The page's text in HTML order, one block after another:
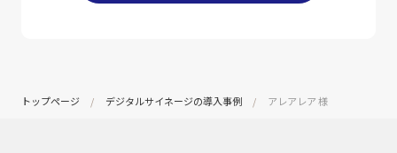
トップページ デジタルサイネージの導入事例 アレアレア 様